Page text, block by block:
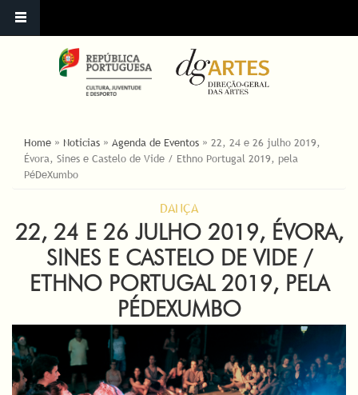
ESTÁ AQUI
Home » Noticias » Agenda de Eventos » 22, 24 e 26 julho 2019,
Évora, Sines e Castelo de Vide / Ethno Portugal 2019, pela
PéDeXumbo
DANÇA
22, 24 E 26 JULHO 2019, ÉVORA,
SINES E CASTELO DE VIDE /
ETHNO PORTUGAL 2019, PELA
PÉDEXUMBO